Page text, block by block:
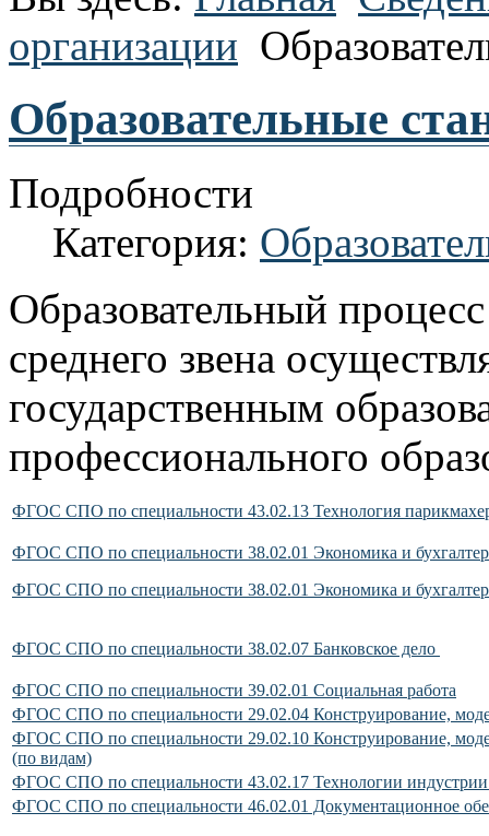
организации
Образовательные
Подробности
Категория:
Образовательный
среднего звена
государственным
профессионального
ФГОС СПО по специальности 43.02.13 Технология
ФГОС СПО по специальности 38.02.01 Экономика и
ФГОС СПО по специальности 38.02.01 Экономика и
ФГОС СПО по специальности 38.02.07 Банковское дело
ФГОС СПО по специальности 39.02.01 Социальная работа
ФГОС СПО по специальности 29.02.04 Конструирование,
ФГОС СПО по специальности 29.02.10 Конструирование,
(по видам)
ФГОС СПО по специальности 43.02.17 Технологии индустрии
ФГОС СПО по специальности 46.02.01 Документационное